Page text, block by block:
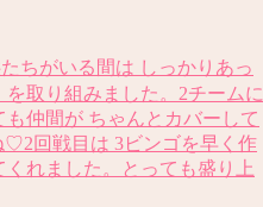
ちがいる間は しっかりあっ
取り組みました。2チームに
仲間が ちゃんとカバーして
回戦目は 3ビンゴを早く作
れました。とっても盛り上